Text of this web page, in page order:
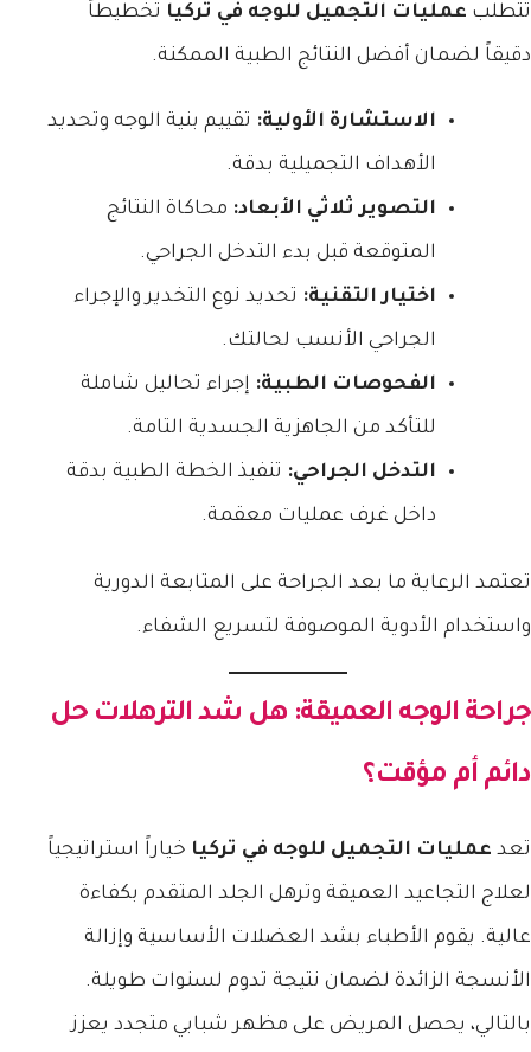
تتطلب عمليات التجميل للوجه في تركيا تخطيطاً
دقيقاً لضمان أفضل النتائج الطبية الممكنة.
الاستشارة الأولية: تقييم بنية الوجه وتحديد
الأهداف التجميلية بدقة.
التصوير ثلاثي الأبعاد: محاكاة النتائج
المتوقعة قبل بدء التدخل الجراحي.
اختيار التقنية: تحديد نوع التخدير والإجراء
الجراحي الأنسب لحالتك.
الفحوصات الطبية: إجراء تحاليل شاملة
للتأكد من الجاهزية الجسدية التامة.
التدخل الجراحي: تنفيذ الخطة الطبية بدقة
داخل غرف عمليات معقمة.
تعتمد الرعاية ما بعد الجراحة على المتابعة الدورية
واستخدام الأدوية الموصوفة لتسريع الشفاء.
جراحة الوجه العميقة: هل شد الترهلات حل
دائم أم مؤقت؟
تعد عمليات التجميل للوجه في تركيا خياراً استراتيجياً
لعلاج التجاعيد العميقة وترهل الجلد المتقدم بكفاءة
عالية. يقوم الأطباء بشد العضلات الأساسية وإزالة
الأنسجة الزائدة لضمان نتيجة تدوم لسنوات طويلة.
بالتالي، يحصل المريض على مظهر شبابي متجدد يعزز